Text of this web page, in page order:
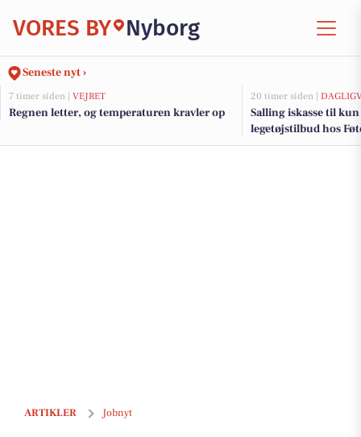
VORES BY Nyborg
Seneste nyt ›
7 timer siden | VEJRET
Regnen letter, og temperaturen kravler op
20 timer siden |
Salling iskasse til
legetøjstilbud hos
ARTIKLER Jobnyt
Sygeplejerske søges til Nyborg Kommune med fokus på kontinens